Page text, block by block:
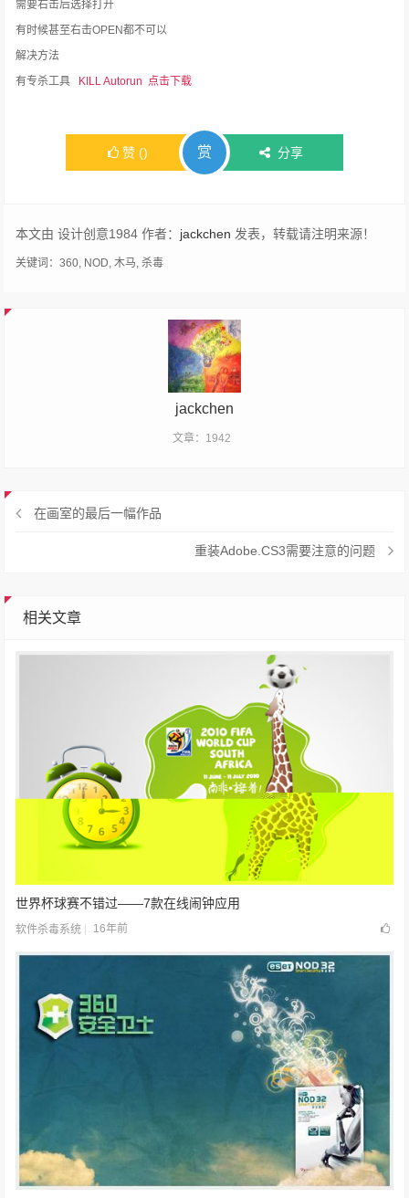
需要右击后选择打开
有时候甚至右击OPEN都不可以
解决方法
有专杀工具
KILL Autorun 点击下载
赞 () 赏 分享
本文由 设计创意1984 作者： jackchen 发表，转载请注明来源！
关键词：360, NOD,木马,杀毒
jackchen
文章：1942
在画室的最后一幅作品
重装Adobe.CS3需要注意的问题
相关文章
世界杯球赛不错过——7款在线闹钟应用
软件杀毒系统 16年前